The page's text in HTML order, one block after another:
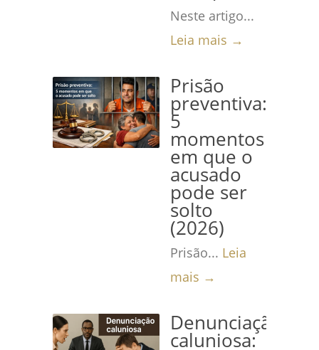
Neste artigo...
Leia mais →
Prisão
preventiva:
5
momentos
em que o
acusado
pode ser
solto
(2026)
Prisão... Leia
mais →
Denunciação
caluniosa: